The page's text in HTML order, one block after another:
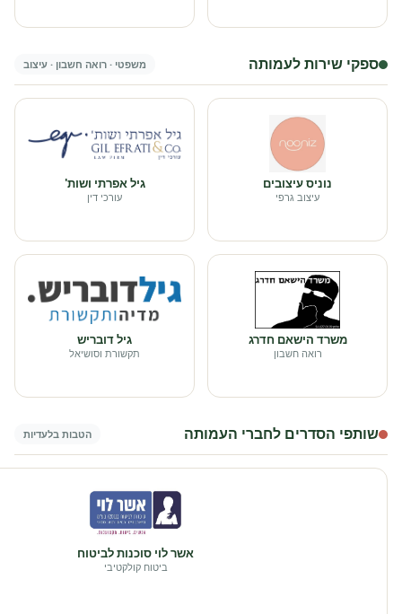
ספקי שירות לעמותה משפטי · רואה חשבון · עיצוב
נוניס עיצובים
עיצוב גרפי
גיל אפרתי ושות'
עורכי דין
משרד הישאם חדרג
רואה חשבון
גיל דובריש
תקשורת וסושיאל
שותפי הסדרים לחברי העמותה הטבות בלעדיות
אשר לוי סוכנות לביטוח
ביטוח קולקטיבי